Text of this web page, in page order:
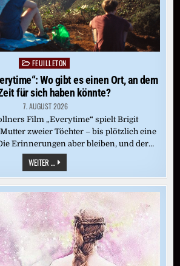
PostedFEUILLETON
Wo gibt es einen Ort, an dem
für sich haben könnte?
7. AUGUST 2026
Film „Everytime“ spielt Brigit
zweier Töchter – bis plötzlich eine
Erinnerungen aber bleiben, und der…
WEITER ... NEU
IM
KINO:
„EVERYTIME“:
WO
GIBT
ES
EINEN
ORT,
AN
DEM
MAN
ZEIT